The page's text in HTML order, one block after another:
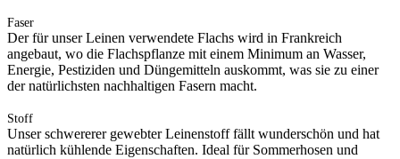
Faser
Der für unser Leinen verwendete Flachs wird in Frankreich
angebaut, wo die Flachspflanze mit einem Minimum an Wasser,
Energie, Pestiziden und Düngemitteln auskommt, was sie zu einer
der natürlichsten nachhaltigen Fasern macht.
Stoff
Unser schwererer gewebter Leinenstoff fällt wunderschön und hat
natürlich kühlende Eigenschaften. Ideal für Sommerhosen und